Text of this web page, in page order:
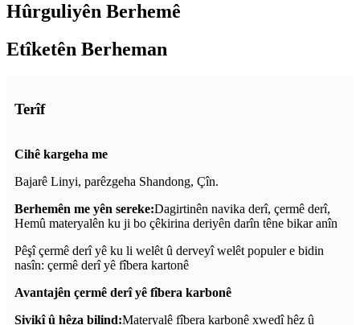
Hûrguliyên Berhemê
Etîketên Berheman
Terîf
Cihê kargeha me
Bajarê Linyi, parêzgeha Shandong, Çîn.
Berhemên me yên sereke:Dagirtinên navika derî, çermê derî,
Hemû materyalên ku ji bo çêkirina deriyên darîn têne bikar anîn
Pêşî çermê derî yê ku li welêt û derveyî welêt populer e bidin
nasîn: çermê derî yê fîbera kartonê
Avantajên çermê derî yê fîbera karbonê
Sivikî û hêza bilind:Materyalê fîbera karbonê xwedî hêz û